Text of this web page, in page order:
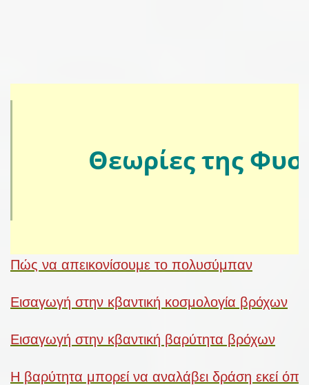
Θεωρίες της
Πώς να απεικονίσουμε το πολυσύμπαν
Εισαγωγή στην κβαντική κοσμολογία βρόχων
Εισαγωγή στην κβαντική βαρύτητα βρόχων
Η βαρύτητα μπορεί να αναλάβει δράση εκεί